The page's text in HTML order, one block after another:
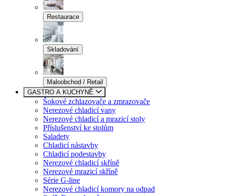
Restaurace
Skladování
Maloobchod / Retail
GASTRO A KUCHYNĚ
Šokové zchlazovače a zmrazovače
Nerezové chladicí vany
Nerezové chladicí a mrazicí stoly
Příslušenství ke stolům
Saladety
Chladicí nástavby
Chladicí podestavby
Nerezové chladicí skříně
Nerezové mrazicí skříně
Série G-line
Nerezové chladicí komory na odpad